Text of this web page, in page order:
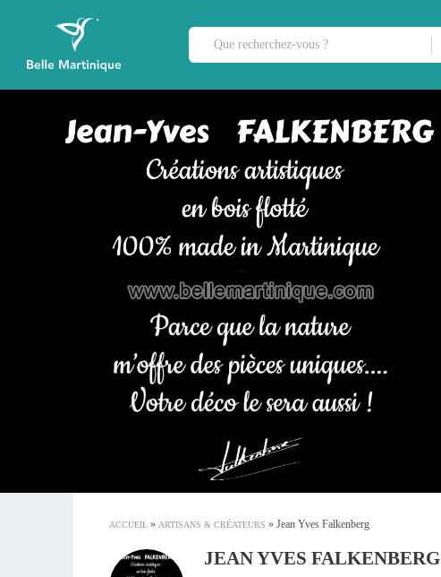
ACCUEIL » ARTISANS & CRÉATEURS » Jean Yves Falkenberg
JEAN YVES FALKENBERG